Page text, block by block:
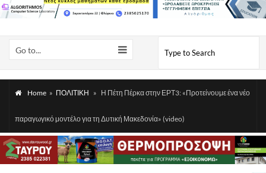
Go to...
Home » ΠΟΛΙΤΙΚΗ » Η Πέτη Πέρκα στην ΕΡΤ3: «Προτείνουμε ένα νέο
παραγωγικό μοντέλο για τη Δυτική Μακεδονία» (video)